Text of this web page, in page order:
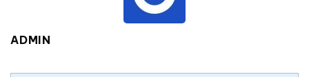
ADMIN